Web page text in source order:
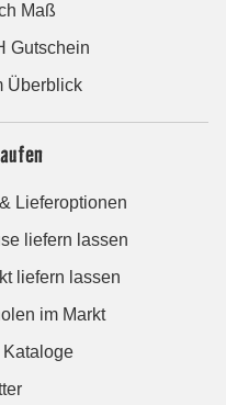
Maß
Gutschein
Überblick
Lieferoptionen
liefern lassen
liefern lassen
im Markt
Kataloge